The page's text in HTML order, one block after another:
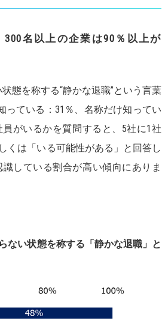
名以上の企業は90％以上が
態を称する“静かな退職”という言葉
っている：31％、名称だけ知ってい
がいるかを質問すると、5社に1社
くは「いる可能性がある」と回答し
している割合が高い傾向にありま
ない状態を称する 「静かな退職」と